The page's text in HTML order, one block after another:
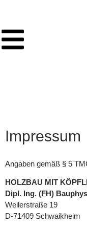
Impressum
Angaben gemäß § 5
HOLZBAU MIT
Dipl. Ing. (FH)
Weilerstraße 19
D-71409 Schwaikheim